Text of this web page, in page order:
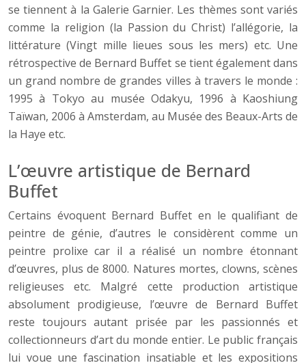
se tiennent à la Galerie Garnier. Les thèmes sont variés
comme la religion (la Passion du Christ) l’allégorie, la
littérature (Vingt mille lieues sous les mers) etc. Une
rétrospective de Bernard Buffet se tient également dans
un grand nombre de grandes villes à travers le monde :
1995 à Tokyo au musée Odakyu, 1996 à Kaoshiung
Taïwan, 2006 à Amsterdam, au Musée des Beaux-Arts de
la Haye etc.
L’œuvre artistique de Bernard
Buffet
Certains évoquent Bernard Buffet en le qualifiant de
peintre de génie, d’autres le considèrent comme un
peintre prolixe car il a réalisé un nombre étonnant
d’œuvres, plus de 8000. Natures mortes, clowns, scènes
religieuses etc. Malgré cette production artistique
absolument prodigieuse, l’œuvre de Bernard Buffet
reste toujours autant prisée par les passionnés et
collectionneurs d’art du monde entier. Le public français
lui voue une fascination insatiable et les expositions